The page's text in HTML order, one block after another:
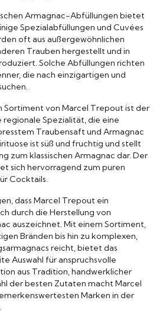
Armagnac-Abfüllungen bietet
Spezialabfüllungen und Cuvées
oft aus außergewöhnlichen
Trauben hergestellt und in
Solche Abfüllungen richten
die nach einzigartigen und
Sortiment von Marcel Trepout ist der
regionale Spezialität, die eine
Traubensaft und Armagnac
ist süß und fruchtig und stellt
zum klassischen Armagnac dar. Der
sich hervorragend zum puren
Cocktails.
dass Marcel Trepout ein
durch die Herstellung von
auszeichnet. Mit einem Sortiment,
Bränden bis hin zu komplexen,
reicht, bietet das
Auswahl für anspruchsvolle
aus Tradition, handwerklicher
der besten Zutaten macht Marcel
Marken in der